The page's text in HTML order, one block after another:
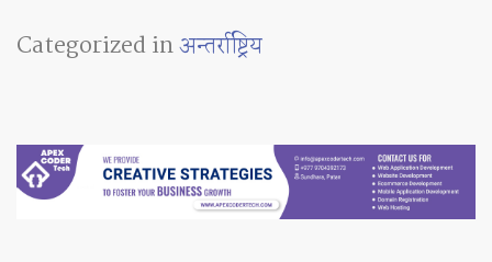
Categorized inअन्तर्राष्ट्रिय